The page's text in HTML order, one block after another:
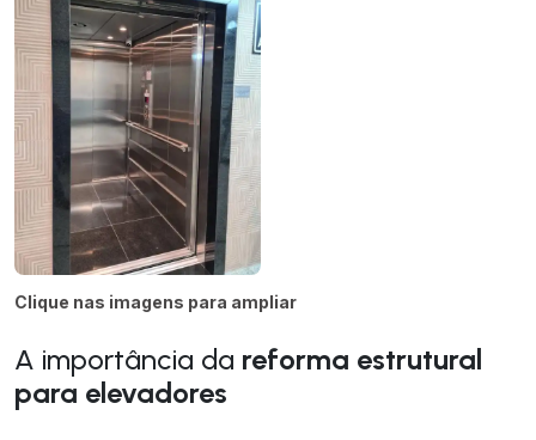
Clique nas imagens para ampliar
A importância da reforma estrutural
para elevadores